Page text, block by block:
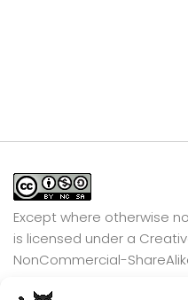
Except where otherwise
is licensed under a
NonCommercial-